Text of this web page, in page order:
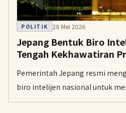
POLITIK 28 Mei 2026
Jepang Bentuk Biro
Tengah Kekhawatiran
Pemerintah Jepang resmi
biro intelijen nasional untuk
informasi lintas kementerian